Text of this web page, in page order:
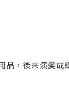
品，後來演變成